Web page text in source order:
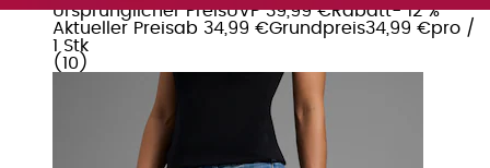
Ursprünglicher PreisUVP 39,99 €Rabatt- 12 %
Aktueller Preisab 34,99 €Grundpreis34,99 €pro /
1 Stk
( 10 )